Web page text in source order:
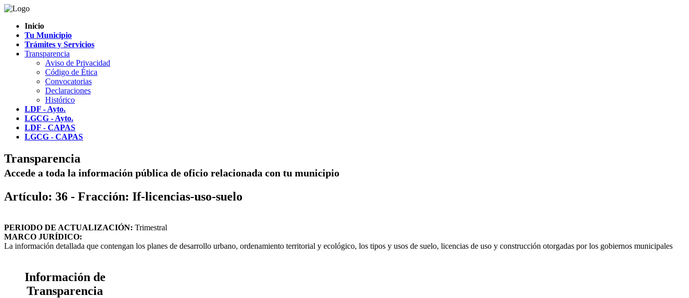
Inicio
Tu Municipio
Trámites y Servicios
Transparencia
Aviso de Privacidad
Código de Ética
Convocatorias
Declaraciones
Histórico
LDF - Ayto.
LGCG - Ayto.
LDF - CAPAS
LGCG - CAPAS
Transparencia
Accede a toda la información pública de oficio relacionada con tu municipio
Artículo: 36 - Fracción: If-licencias-uso-suelo
PERIODO DE ACTUALIZACIÓN: Trimestral
MARCO JURÍDICO:
La información detallada que contengan los planes de desarrollo urbano, ordenamiento territorial y ecológico, los tipos y usos de suelo, licencias de uso y construcción otorgadas por los gobiernos municipales
Información de
Transparencia